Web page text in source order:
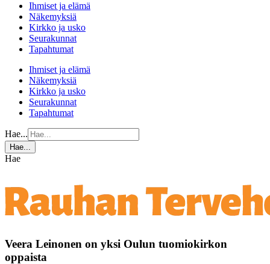
Ihmiset ja elämä
Näkemyksiä
Kirkko ja usko
Seurakunnat
Tapahtumat
Ihmiset ja elämä
Näkemyksiä
Kirkko ja usko
Seurakunnat
Tapahtumat
Hae...
Hae...
Hae
Veera Leinonen on yksi Oulun tuomiokirkon
oppaista